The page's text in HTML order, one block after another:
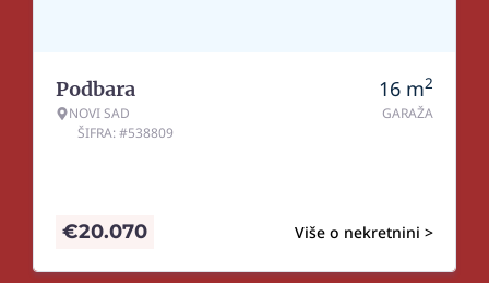
Podbara
NOVI SAD
ŠIFRA: #538809
16 m2
GARAŽA
Više o nekretnini >
€20.070